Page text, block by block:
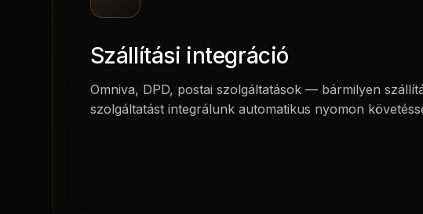
Szállítási integráció
Omniva, DPD, postai szolgáltatások — bármilyen
szolgáltatást integrálunk automatikus nyomon